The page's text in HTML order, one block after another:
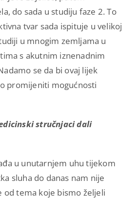
do sada u studiju faze 2. To
tvar sada ispituje u velikoj
u mnogim zemljama u
s akutnim iznenadnim
se da bi ovaj lijek
promijeniti mogućnosti
stručnjaci dali
u unutarnjem uhu tijekom
sluha do danas nam nije
od tema koje bismo željeli